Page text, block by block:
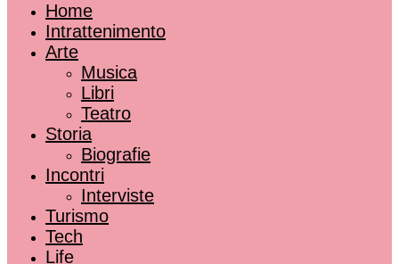
Home
Intrattenimento
Arte
Musica
Libri
Teatro
Storia
Biografie
Incontri
Interviste
Turismo
Tech
Life